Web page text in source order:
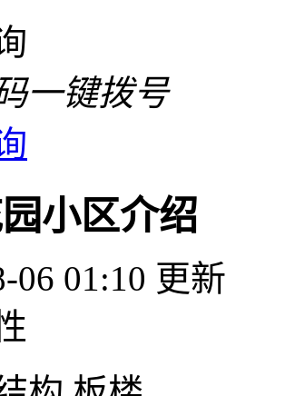
一键拨号
小区介绍
06 01:10 更新